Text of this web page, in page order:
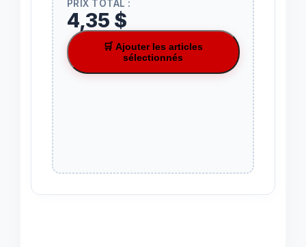
PRIX TOTAL :
4,35 $
🛒 Ajouter les articles
sélectionnés